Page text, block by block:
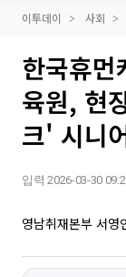
이투데이 사회
한국휴먼
육원, 현
크' 시니
입력 2026-03-30
영남취재본부 서영